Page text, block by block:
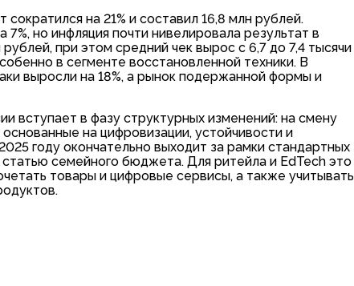
на 21% и составил 16,8 млн рублей.
но инфляция почти нивелировала результат в
при этом средний чек вырос с 6,7 до 7,4 тысячи
в сегменте восстановленной техники. В
выросли на 18%, а рынок подержанной формы и
вступает в фазу структурных изменений: на смену
на цифровизации, устойчивости и
году окончательно выходит за рамки стандартных
семейного бюджета. Для ритейла и EdTech это
товары и цифровые сервисы, а также учитывать